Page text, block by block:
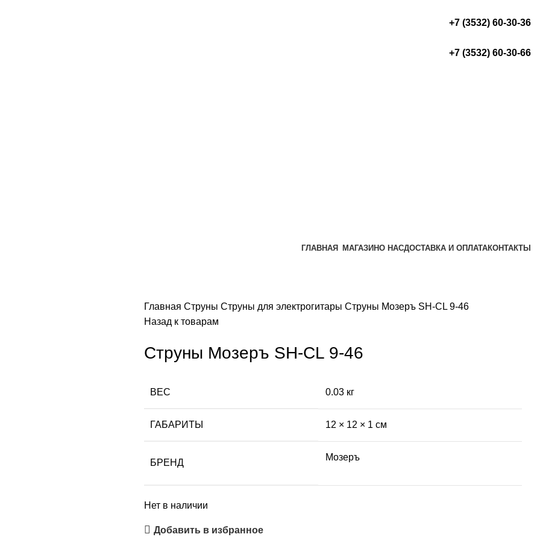
+7 (3532) 60-30-36
+7 (3532) 60-30-66
ГЛАВНАЯ МАГАЗИНО НАСДОСТАВКА И ОПЛАТАКОНТАКТЫ
Главная Струны Струны для электрогитары Струны Мозеръ SH-CL 9-46
Назад к товарам
Струны Мозеръ SH-CL 9-46
ВЕС 0.03 кг
ГАБАРИТЫ 12 × 12 × 1 см
БРЕНД
Мозеръ
Нет в наличии
Добавить в избранное